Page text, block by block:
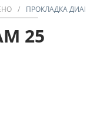
/ ПРОКЛАДКА ДИАМ
25